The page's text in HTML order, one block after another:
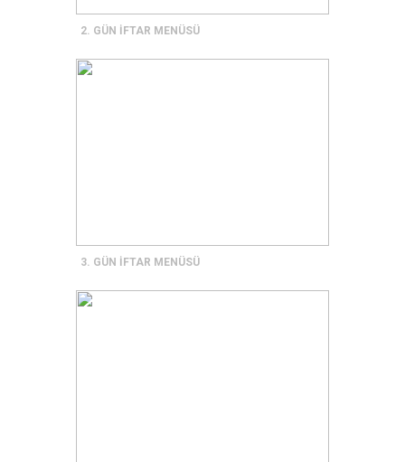
2. GÜN İFTAR MENÜSÜ
3. GÜN İFTAR MENÜSÜ